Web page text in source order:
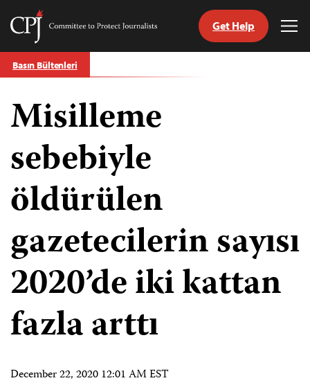
Skip
to
Committee
Journalists
Get Help
Basın Bültenleri
Misilleme
sebebiyle
öldürülen
gazetecilerin sayısı
2020’de iki kattan
fazla arttı
December 22, 2020 12:01 AM EST